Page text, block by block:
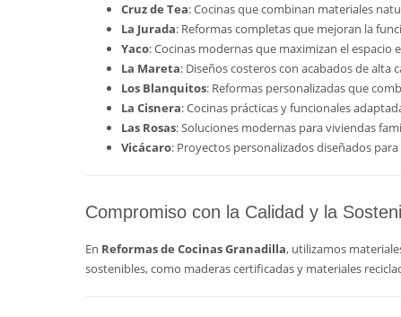
Cruz de Tea: Cocinas que combinan materiales
La Jurada: Reformas completas que mejoran la
Yaco: Cocinas modernas que maximizan el espacio
La Mareta: Diseños costeros con acabados de alta
Los Blanquitos: Reformas personalizadas que
La Cisnera: Cocinas prácticas y funcionales
Las Rosas: Soluciones modernas para viviendas
Vicácaro: Proyectos personalizados diseñados
Compromiso con la Calidad y la
En Reformas de Cocinas Granadilla, utilizamos
sostenibles, como maderas certificadas y materiales